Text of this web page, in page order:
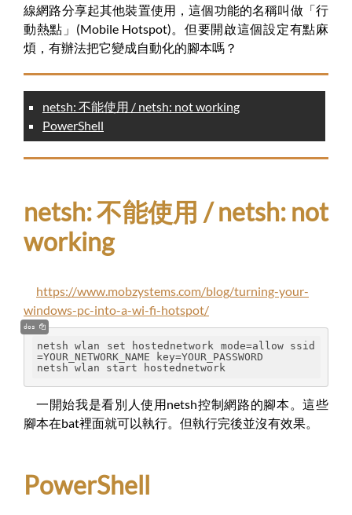
線網路分享起其他裝置使用，這個功能的名稱叫做「行
動熱點」(Mobile Hotspot)。但要開啟這個設定有點麻
煩，有辦法把它變成自動化的腳本嗎？
netsh: 不能使用 / netsh: not working
PowerShell
netsh: 不能使用 / netsh: not
working
https://www.mobzystems.com/blog/turning-your-
windows-pc-into-a-wi-fi-hotspot/
dos
netsh wlan set hostednetwork mode=allow ssid
=YOUR_NETWORK_NAME key=YOUR_PASSWORD
netsh wlan start hostednetwork
一開始我是看別人使用netsh控制網路的腳本。這些
腳本在bat裡面就可以執行。但執行完後並沒有效果。
PowerShell